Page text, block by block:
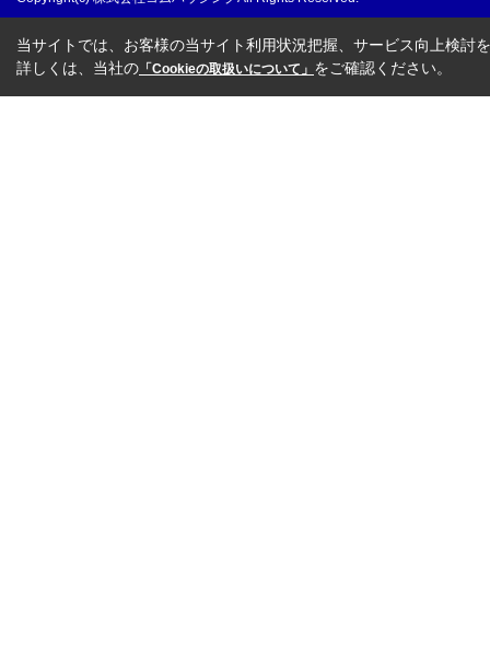
当サイトでは、お客様の当サイト利用状況把握、サービス向上検討
詳しくは、当社の 「Cookieの取扱いについて」 をご確認ください。